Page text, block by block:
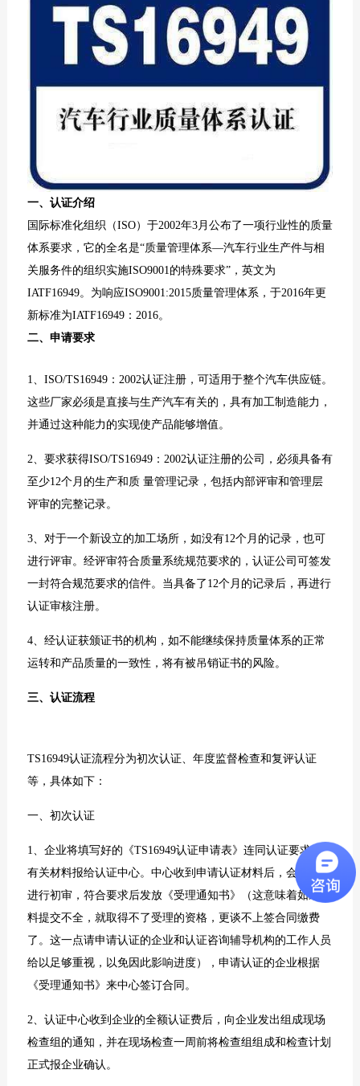
一、认证介绍
国际标准化组织 （ISO）于2002年3月公布了一项行业性的质量
体系要求，它的全名是“质量管理体系—汽车行业生产件与相
关服务件的组织实施ISO9001的特殊要求”，英文为
IATF16949。为响应ISO9001:2015质量管理体系，于2016年更
新标准为IATF16949：2016。
二、申请要求
1、ISO/TS16949：2002认证注册，可适用于整个汽车供应链。
这些厂家必须是直接与生产汽车有关的，具有加工制造能力，
并通过这种能力的实现使产品能够增值。
2、要求获得ISO/TS16949：2002认证注册的公司，必须具备有
至少12个月的生产和质 量管理记录，包括内部评审和管理层
评审的完整记录。
3、对于一个新设立的加工场所，如没有12个月的记录，也可
进行评审。经评审符合质量系统规范要求的，认证公司可签发
一封符合规范要求的信件。当具备了12个月的记录后，再进行
认证审核注册。
4、经认证获颁证书的机构，如不能继续保持质量体系的正常
运转和产品质量的一致性，将有被吊销证书的风险。
三、认证流程
TS16949认证流程分为初次认证、年度监督检查和复评认证
等，具体如下：
一、初次认证
1、企业将填写好的《TS16949认证申请表》连同认证要求中
有关材料报给认证中心。中心收到申请认证材料后，会对文件
进行初审，符合要求后发放《受理通知书》（这意味着如果材
料提交不全，就取得不了受理的资格，更谈不上签合同缴费
了。这一点请申请认证的企业和认证咨询辅导机构的工作人员
给以足够重视，以免因此影响进度），申请认证的企业根据
《受理通知书》来中心签订合同。
2、认证中心收到企业的全额认证费后，向企业发出组成现场
检查组的通知，并在现场检查一周前将检查组组成和检查计划
正式报企业确认。